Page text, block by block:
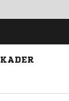
KADER